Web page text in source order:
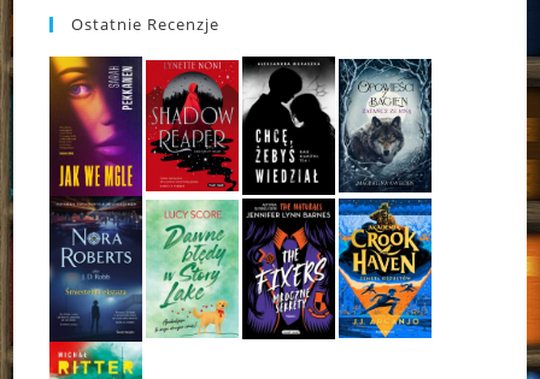
Ostatnie Recenzje